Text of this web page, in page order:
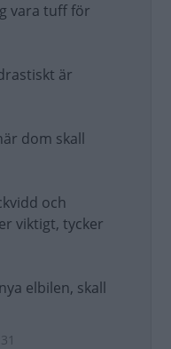
vara tuff för
är
dom skall
och
viktigt, tycker
elbilen, skall